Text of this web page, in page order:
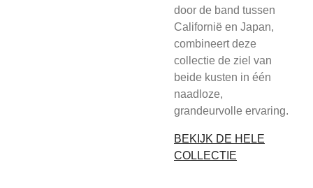
door de band tussen
Californië en Japan,
combineert deze
collectie de ziel van
beide kusten in één
naadloze,
grandeurvolle ervaring.
BEKIJK DE HELE
COLLECTIE